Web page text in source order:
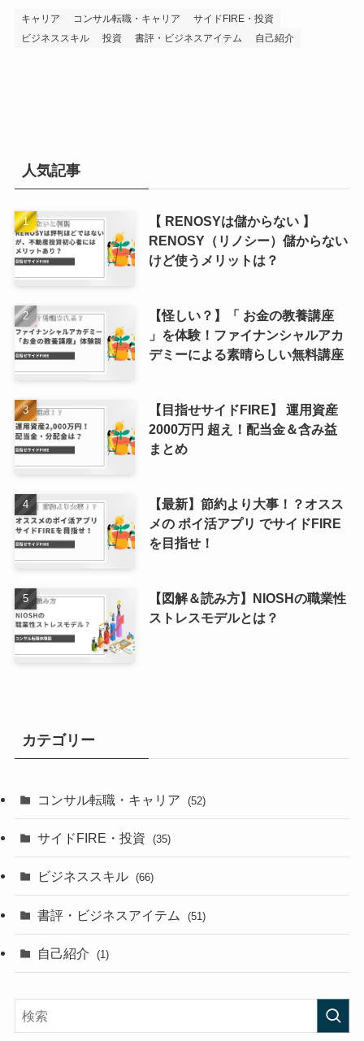
キャリア コンサル転職・キャリア
サイドFIRE・投資
ビジネススキル
投資 書評・ビジネスアイテム 自己紹介
人気記事
【 RENOSYは儲からない 】
RENOSY（リノシー）儲からない
けど使うメリットは？
【怪しい？】「 お金の教養講座
」を体験！ファイナンシャルアカ
デミーによる素晴らしい無料講座
【目指せサイドFIRE】 運用資産
2000万円 超え！配当金＆含み益
まとめ
【最新】節約より大事！？オスス
メの ポイ活アプリ でサイドFIRE
を目指せ！
【図解＆読み方】NIOSHの職業性
ストレスモデルとは？
カテゴリー
コンサル転職・キャリア (52)
サイドFIRE・投資 (35)
ビジネススキル (66)
書評・ビジネスアイテム (51)
自己紹介 (1)